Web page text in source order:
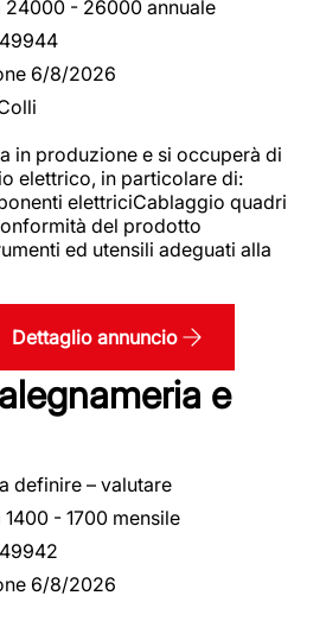
24000 - 26000 annuale
6/8/2026
in produzione e si occuperà di
elettrico, in particolare di:
elettriciCablaggio quadri
del prodotto
ed utensili adeguati alla
Dettaglio annuncio
e
definire – valutare
1400 - 1700 mensile
6/8/2026